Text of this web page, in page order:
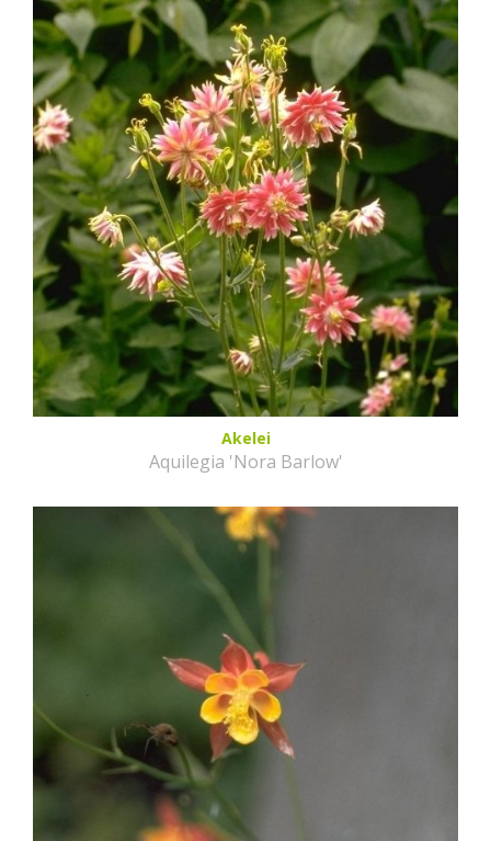
Akelei
Aquilegia 'Nora Barlow'